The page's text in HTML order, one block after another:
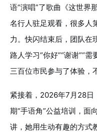
语“演唱”了歌曲《这世界
名行人驻足观看，很多人
力。快闪结束后，团队在
路人学习“你好”“谢谢”“
三百位市民参与了体验，
紧接着，2026年7月28日
期“手语角”公益培训，面
讲，她用生动有趣的方式